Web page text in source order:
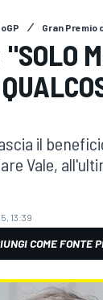
Gran Premio
il
Vale,
13:39
COME FONTE